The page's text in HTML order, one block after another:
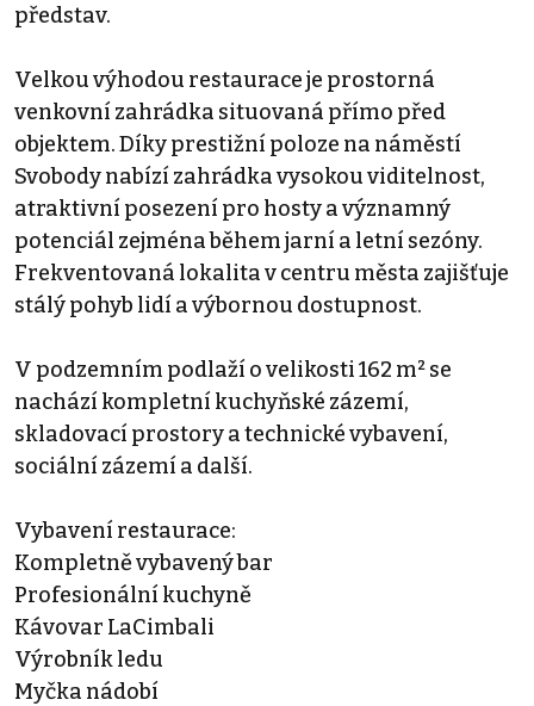
představ.
Velkou výhodou restaurace je prostorná
venkovní zahrádka situovaná přímo před
objektem. Díky prestižní poloze na náměstí
Svobody nabízí zahrádka vysokou viditelnost,
atraktivní posezení pro hosty a významný
potenciál zejména během jarní a letní sezóny.
Frekventovaná lokalita v centru města zajišťuje
stálý pohyb lidí a výbornou dostupnost.
V podzemním podlaží o velikosti 162 m² se
nachází kompletní kuchyňské zázemí,
skladovací prostory a technické vybavení,
sociální zázemí a další.
Vybavení restaurace:
Kompletně vybavený bar
Profesionální kuchyně
Kávovar LaCimbali
Výrobník ledu
Myčka nádobí